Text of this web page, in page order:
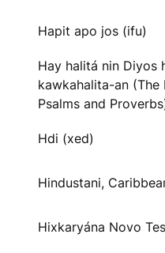
Hapit apo jos (ifu)
Hay halitá nin Diyos
kawkahalita-an (The
Psalms and
Hdi (xed)
Hindustani,
Hixkaryána Novo